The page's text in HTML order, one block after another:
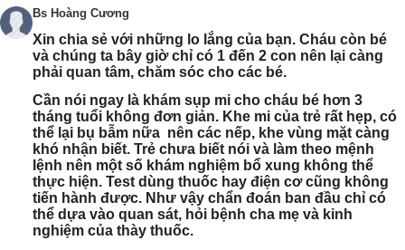
Bs Hoàng Cương
Xin chia sẻ với những lo lắng của bạn. Cháu còn bé
và chúng ta bây giờ chỉ có 1 đến 2 con nên lại càng
phải quan tâm, chăm sóc cho các bé.
Cần nói ngay là khám sụp mi cho cháu bé hơn 3
tháng tuổi không đơn giản. Khe mi của trẻ rất hẹp, có
thể lại bụ bẫm nữa nên các nếp, khe vùng mặt càng
khó nhận biết. Trẻ chưa biết nói và làm theo mệnh
lệnh nên một số khám nghiệm bổ xung không thể
thực hiện. Test dùng thuốc hay điện cơ cũng không
tiến hành được. Như vậy chẩn đoán ban đầu chỉ có
thể dựa vào quan sát, hỏi bệnh cha mẹ và kinh
nghiệm của thày thuốc.